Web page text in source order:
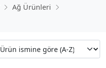
Ağ Ürünleri